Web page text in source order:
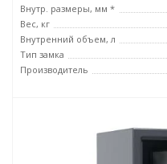
Внутр. размеры, мм *
Вес, кг
Внутренний объем, л
Тип замка
Производитель